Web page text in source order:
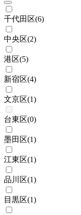
千代田区(6)
中央区(2)
港区(5)
新宿区(4)
文京区(1)
台東区(0)
墨田区(1)
江東区(1)
品川区(1)
目黒区(1)